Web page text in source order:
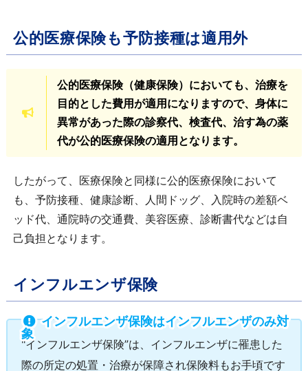
公的医療保険も予防接種は適用外
公的医療保険（健康保険）においても、治療を
目的とした費用が適用になりますので、身体に
異常があった際の診察代、検査代、治す為の薬
代が公的医療保険の適用となります。
したがって、医療保険と同様に公的医療保険において
も、予防接種、健康診断、人間ドッグ、入院時の差額ベ
ッド代、通院時の交通費、美容医療、診断書代などは自
己負担となります。
インフルエンザ保険
インフルエンザ保険はインフルエンザのみ対
象
"インフルエンザ保険”は、インフルエンザに罹患した
際の所定の処置・治療が保障され保険料もお手頃です